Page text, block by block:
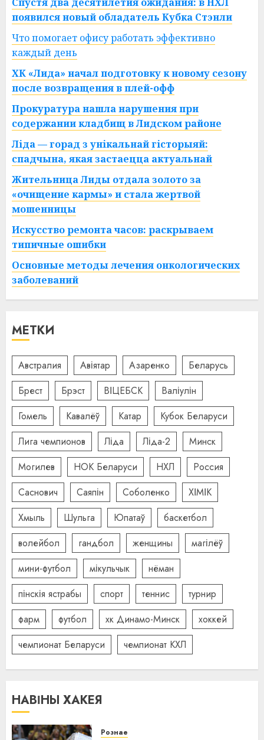
появился новый обладатель Кубка Стэнли
Что помогает офису работать эффективно
каждый день
ХК «Лида» начал подготовку к новому сезону
после возвращения в плей-офф
Прокуратура нашла нарушения при
содержании кладбищ в Лидском районе
Ліда — горад з унікальнай гісторыяй:
спадчына, якая застаецца актуальнай
Жительница Лиды отдала золото за
«очищение кармы» и стала жертвой
мошенницы
Искусство ремонта часов: раскрываем
типичные ошибки
Основные методы лечения онкологических
заболеваний
МЕТКИ
Австралия Авіятар Азаренко
Беларусь
Брест
Брэст ВІЦЕБСК
Валіулін
Гомель
Кавалёў Катар
Кубок Беларуси
Лига чемпионов
Ліда Ліда-2
Минск
Могилев
НОК Беларуси НХЛ
Россия
Саснович
Саяпін Соболенко
ХІМІК
Хмыль
Шульга Юпатаў
баскетбол
волейбол
гандбол женщины
магілёў
мини-футбол
мікульчык
нёман
пінскія ястрабы
спорт теннис
турнир
фарм
футбол хк Динамо-Минск
хоккей
чемпионат Беларуси
чемпионат КХЛ
НАВІНЫ ХАКЕЯ
Рознае